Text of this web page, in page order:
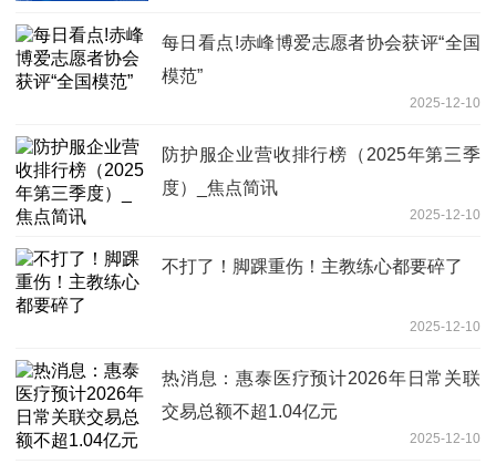
每日看点!赤峰博爱志愿者协会获评“全国
模范”
2025-12-10
防护服企业营收排行榜（2025年第三季
度）_焦点简讯
2025-12-10
不打了！脚踝重伤！主教练心都要碎了
2025-12-10
热消息：惠泰医疗预计2026年日常关联
交易总额不超1.04亿元
2025-12-10